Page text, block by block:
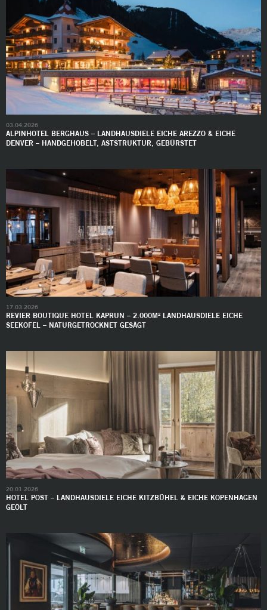
ALPINHOTEL BERGHAUS – LANDHAUSDIELE EICHE AREZZO & EICHE
DENVER – HANDGEHOBELT, ASTSTRUKTUR, GEBÜRSTET
03.04.2026
REVIER BOUTIQUE HOTEL KAPRUN – 2.000M² LANDHAUSDIELE EICHE
SEEKOFEL – NATURGETROCKNET GESÄGT
17.03.2026
HOTEL POST – LANDHAUSDIELE EICHE KITZBÜHEL & EICHE KOPENHAGEN
GEÖLT
20.01.2026